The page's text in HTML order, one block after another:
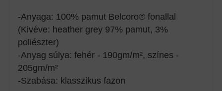
-Anyaga: 100% pamut Belcoro® fonallal
(Kivéve: heather grey 97% pamut, 3%
poliészter)
-Anyag súlya: fehér - 190gm/m², színes -
205gm/m²
-Szabása: klasszikus fazon